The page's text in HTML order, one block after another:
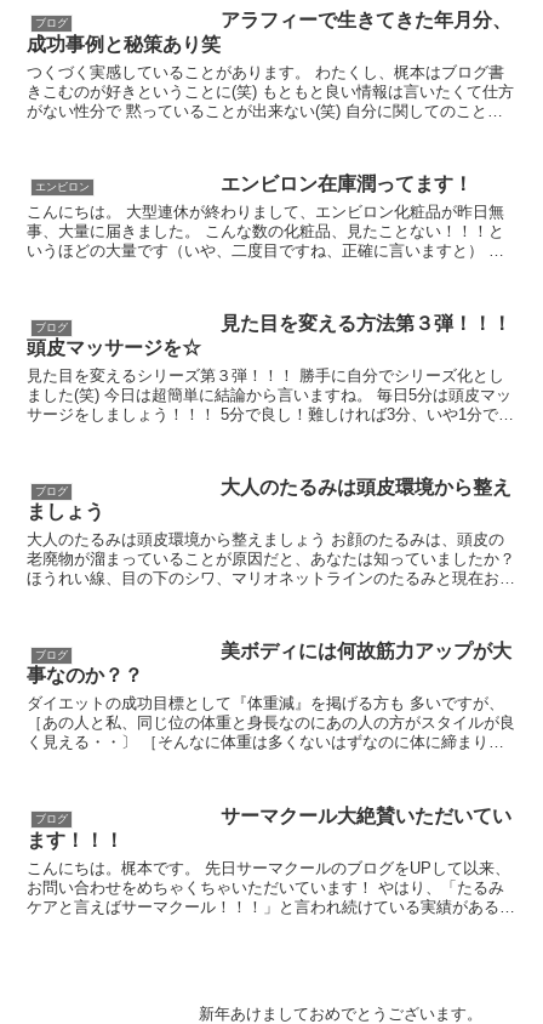
ブログ
アラフィーで生きてきた年月分、
成功事例と秘策あり笑
つくづく実感していることがあります。 わたくし、梶本はブログ書
きこむのが好きということに(笑) もともと良い情報は言いたくて仕方
がない性分で 黙っていることが出来ない(笑) 自分に関してのことだ
エンビロン エンビロン在庫潤ってます！
こんにちは。 大型連休が終わりまして、エンビロン化粧品が昨日無
事、大量に届きました。 こんな数の化粧品、見たことない！！！と
いうほどの大量です（いや、二度目ですね、正確に言いますと） 実
ブログ
見た目を変える方法第３弾！！！
頭皮マッサージを☆
見た目を変えるシリーズ第３弾！！！ 勝手に自分でシリーズ化とし
ました(笑) 今日は超簡単に結論から言いますね。 毎日5分は頭皮マッ
サージをしましょう！！！ 5分で良し！難しければ3分、いや1分でも
ブログ
大人のたるみは頭皮環境から整え
ましょう
大人のたるみは頭皮環境から整えましょう お顔のたるみは、頭皮の
老廃物が溜まっていることが原因だと、あなたは知っていましたか？
ほうれい線、目の下のシワ、マリオネットラインのたるみと現在お顔
ブログ
美ボディには何故筋力アップが大
事なのか？？
ダイエットの成功目標として『体重減』を掲げる方も 多いですが、
［あの人と私、同じ位の体重と身長なのにあの人の方がスタイルが良
く見える・・〕 ［そんなに体重は多くないはずなのに体に締まりが
ブログ
サーマクール大絶賛いただいてい
ます！！！
こんにちは。梶本です。 先日サーマクールのブログをUPして以来、
お問い合わせをめちゃくちゃいただいています！ やはり、「たるみ
ケアと言えばサーマクール！！！」と言われ続けている実績があるだ
新年あけましておめでとうございます。